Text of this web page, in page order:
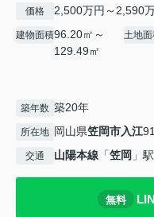
価格 2,500万円～2,590
建物面積96.20㎡～
129.49㎡
土地
築年数 築20年
所在地 岡山県笠岡市入江
交通 山陽本線 「笠岡 」
無料